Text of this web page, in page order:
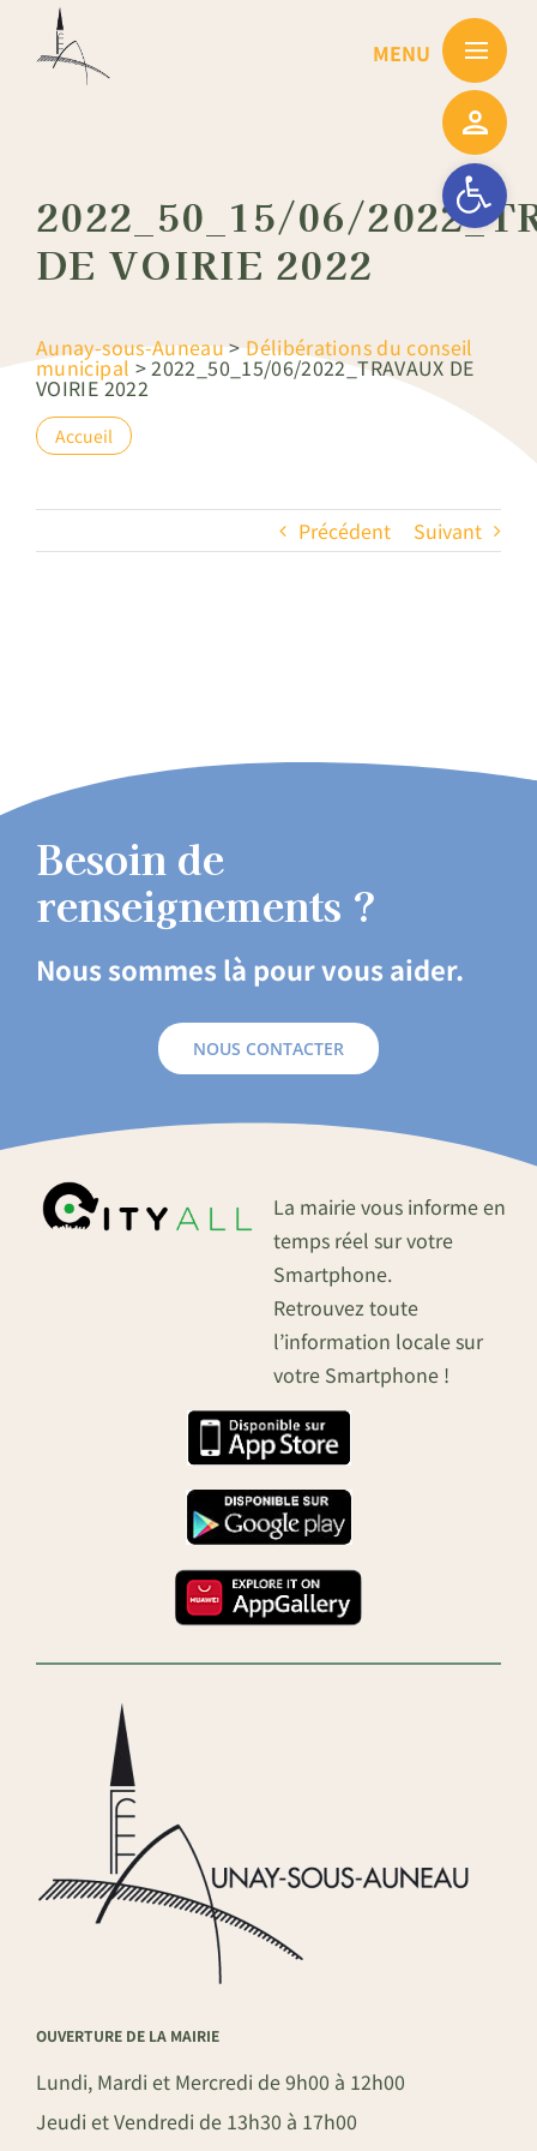
Ouvrir la
2022_50_15/06/
DE VOIRIE 2022
Aunay-sous-Auneau>Délibérations du conseil
municipal >2022_50_15/06/2022_TRAVAUX DE
VOIRIE 2022
Accueil
Précédent Suivant
Besoin de
renseignements ?
Nous sommes là pour vous aider.
NOUS CONTACTER
La mairie vous informe en
temps réel sur votre
Smartphone.
Retrouvez toute
l’information locale sur
votre Smartphone !
OUVERTURE DE LA MAIRIE
Lundi, Mardi et Mercredi de 9h00 à 12h00
Jeudi et Vendredi de 13h30 à 17h00